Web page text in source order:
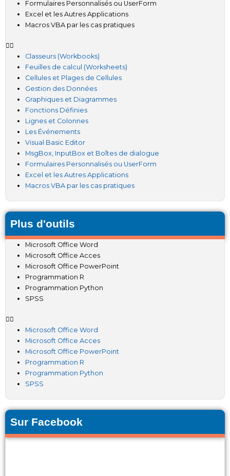
Formulaires Personnalisés ou UserForm
Excel et les Autres Applications
Macros VBA par les cas pratiques
Classeurs (Workbooks)
Feuilles de calcul (Worksheets)
Cellules et Plages de Cellules
Gestion des Données
Graphiques et Diagrammes
Fonctions Définies
Lignes et Colonnes
Les Événements
Visual Basic Editor
MsgBox, InputBox et Boîtes de dialogue
Formulaires Personnalisés ou UserForm
Excel et les Autres Applications
Macros VBA par les cas pratiques
Plus d'outils
Microsoft Office Word
Microsoft Office Acces
Microsoft Office PowerPoint
Programmation R
Programmation Python
SPSS
Microsoft Office Word
Microsoft Office Acces
Microsoft Office PowerPoint
Programmation R
Programmation Python
SPSS
Sur Facebook